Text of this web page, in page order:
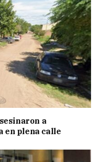
a
en plena calle